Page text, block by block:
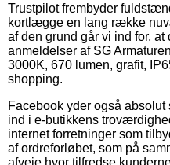
Trustpilot frembyder
kortlægge en lang række
af den grund går vi ind for,
anmeldelser af SG
3000K, 670 lumen, grafit,
shopping.
Facebook yder også
ind i e-butikkens
internet forretninger som
af ordreforløbet, som på
afveje hvor tilfredse